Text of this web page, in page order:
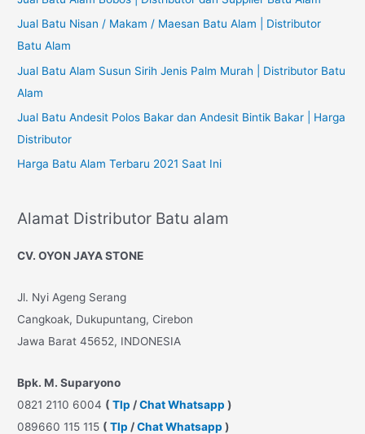
o
:
Jual Batu Nisan / Makam / Maesan Batu Alam | Distributor
Batu Alam
Jual Batu Alam Susun Sirih Jenis Palm Murah | Distributor Batu
Alam
Jual Batu Andesit Polos Bakar dan Andesit Bintik Bakar | Harga
Distributor
Harga Batu Alam Terbaru 2021 Saat Ini
Alamat Distributor Batu alam
CV. OYON JAYA STONE
Jl. Nyi Ageng Serang
Cangkoak, Dukupuntang, Cirebon
Jawa Barat 45652, INDONESIA
Bpk. M. Suparyono
0821 2110 6004 (Tlp /Chat Whatsapp )
089660 115 115 (Tlp /Chat Whatsapp )